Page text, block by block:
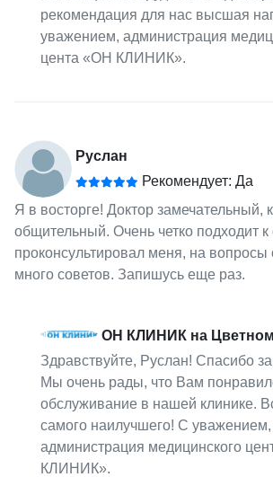
рекомендация для нас высшая
уважением, администрация
цента «ОН КЛИНИК».
Руслан
Рекомендует: Да
Я в восторге! Доктор замечательный,
общительный. Очень четко подходит
проконсультировал меня, на вопросы
много советов. Запишусь еще раз.
ОН КЛИНИК на
Здравствуйте, Руслан! Спасибо
Мы очень рады, что Вам
обслуживание в нашей клинике.
самого наилучшего! С уважением,
администрация медицинского
КЛИНИК».